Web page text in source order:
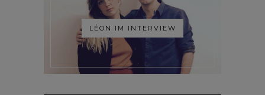
LÉON IM INTERVIEW